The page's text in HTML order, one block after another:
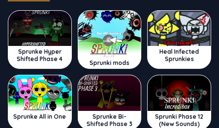
Sprunke Hyper
Shifted Phase 4
Sprunki mods
Heal Infected
Sprunkies
Sprunke All in One
Sprunke Bi-
Shifted Phase 3
Sprunki Phase 12
(New Sounds)